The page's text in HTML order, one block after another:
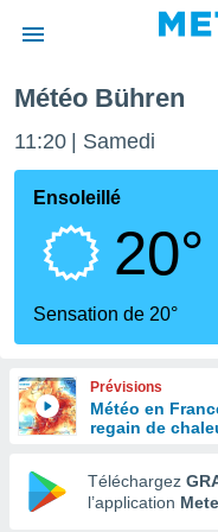
de
en
Météo Bühren
11:20 Samedi
Ensoleillé
20°
Sensation de 20°
Prévisions
Météo en
regain de
Téléchargez
l’application